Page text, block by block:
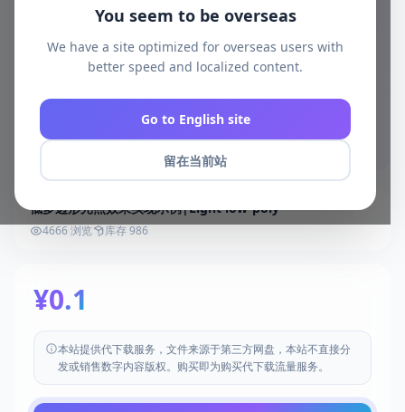
You seem to be overseas
We have a site optimized for overseas users with
better speed and localized content.
Go to English site
留在当前站
低多边形光照效果实现示例|Light low-poly
4666 浏览 库存 986
¥0.1
本站提供代下载服务，文件来源于第三方网盘，本站不直接分
发或销售数字内容版权。购买即为购买代下载流量服务。